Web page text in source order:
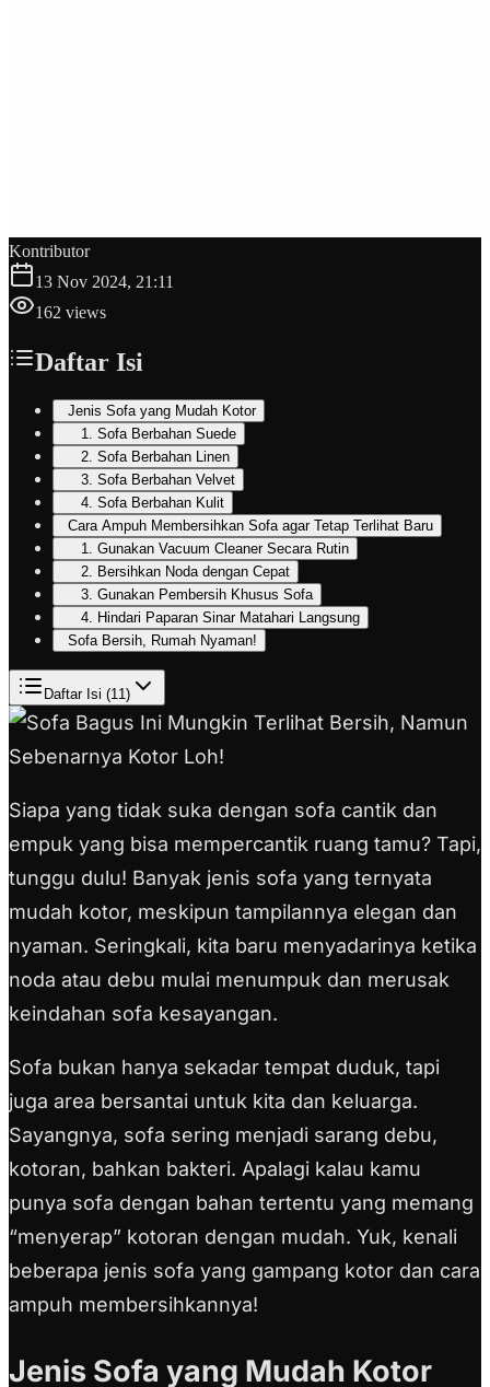
Kontributor
13 Nov 2024, 21:11
162 views
Daftar Isi
Jenis Sofa yang Mudah Kotor
1. Sofa Berbahan Suede
2. Sofa Berbahan Linen
3. Sofa Berbahan Velvet
4. Sofa Berbahan Kulit
Cara Ampuh Membersihkan Sofa agar Tetap Terlihat Baru
1. Gunakan Vacuum Cleaner Secara Rutin
2. Bersihkan Noda dengan Cepat
3. Gunakan Pembersih Khusus Sofa
4. Hindari Paparan Sinar Matahari Langsung
Sofa Bersih, Rumah Nyaman!
Daftar Isi (11)
Siapa yang tidak suka dengan sofa cantik dan
empuk yang bisa mempercantik ruang tamu? Tapi,
tunggu dulu! Banyak jenis sofa yang ternyata
mudah kotor, meskipun tampilannya elegan dan
nyaman. Seringkali, kita baru menyadarinya ketika
noda atau debu mulai menumpuk dan merusak
keindahan sofa kesayangan.
Sofa bukan hanya sekadar tempat duduk, tapi
juga area bersantai untuk kita dan keluarga.
Sayangnya, sofa sering menjadi sarang debu,
kotoran, bahkan bakteri. Apalagi kalau kamu
punya sofa dengan bahan tertentu yang memang
“menyerap” kotoran dengan mudah. Yuk, kenali
beberapa jenis sofa yang gampang kotor dan cara
ampuh membersihkannya!
Jenis Sofa yang Mudah Kotor